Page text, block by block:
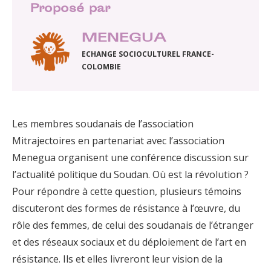
Proposé par
MENEGUA
ECHANGE SOCIOCULTUREL FRANCE-
COLOMBIE
Les membres soudanais de l’association
Mitrajectoires en partenariat avec l’association
Menegua organisent une conférence discussion sur
l’actualité politique du Soudan. Où est la révolution ?
Pour répondre à cette question, plusieurs témoins
discuteront des formes de résistance à l’œuvre, du
rôle des femmes, de celui des soudanais de l’étranger
et des réseaux sociaux et du déploiement de l’art en
résistance. Ils et elles livreront leur vision de la